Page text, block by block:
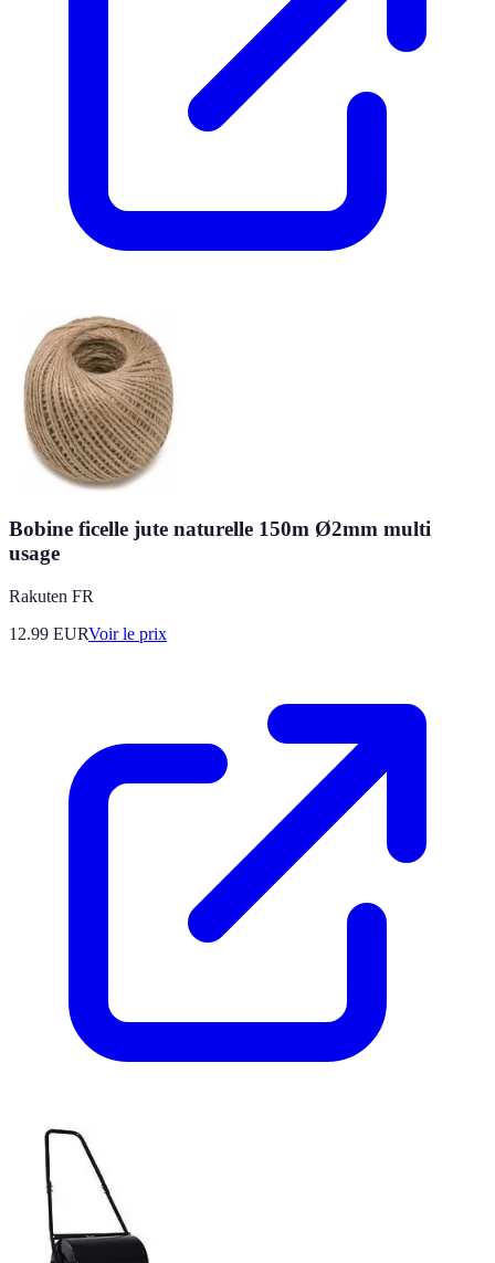
Bobine ficelle jute naturelle 150m Ø2mm multi
usage
Rakuten FR
12.99 EURVoir le prix